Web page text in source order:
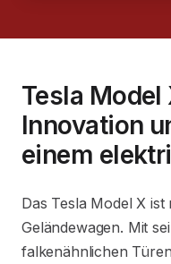
Tesla Model
Innovation
einem
Das Tesla Model X
Geländewagen. Mit
falkenähnlichen